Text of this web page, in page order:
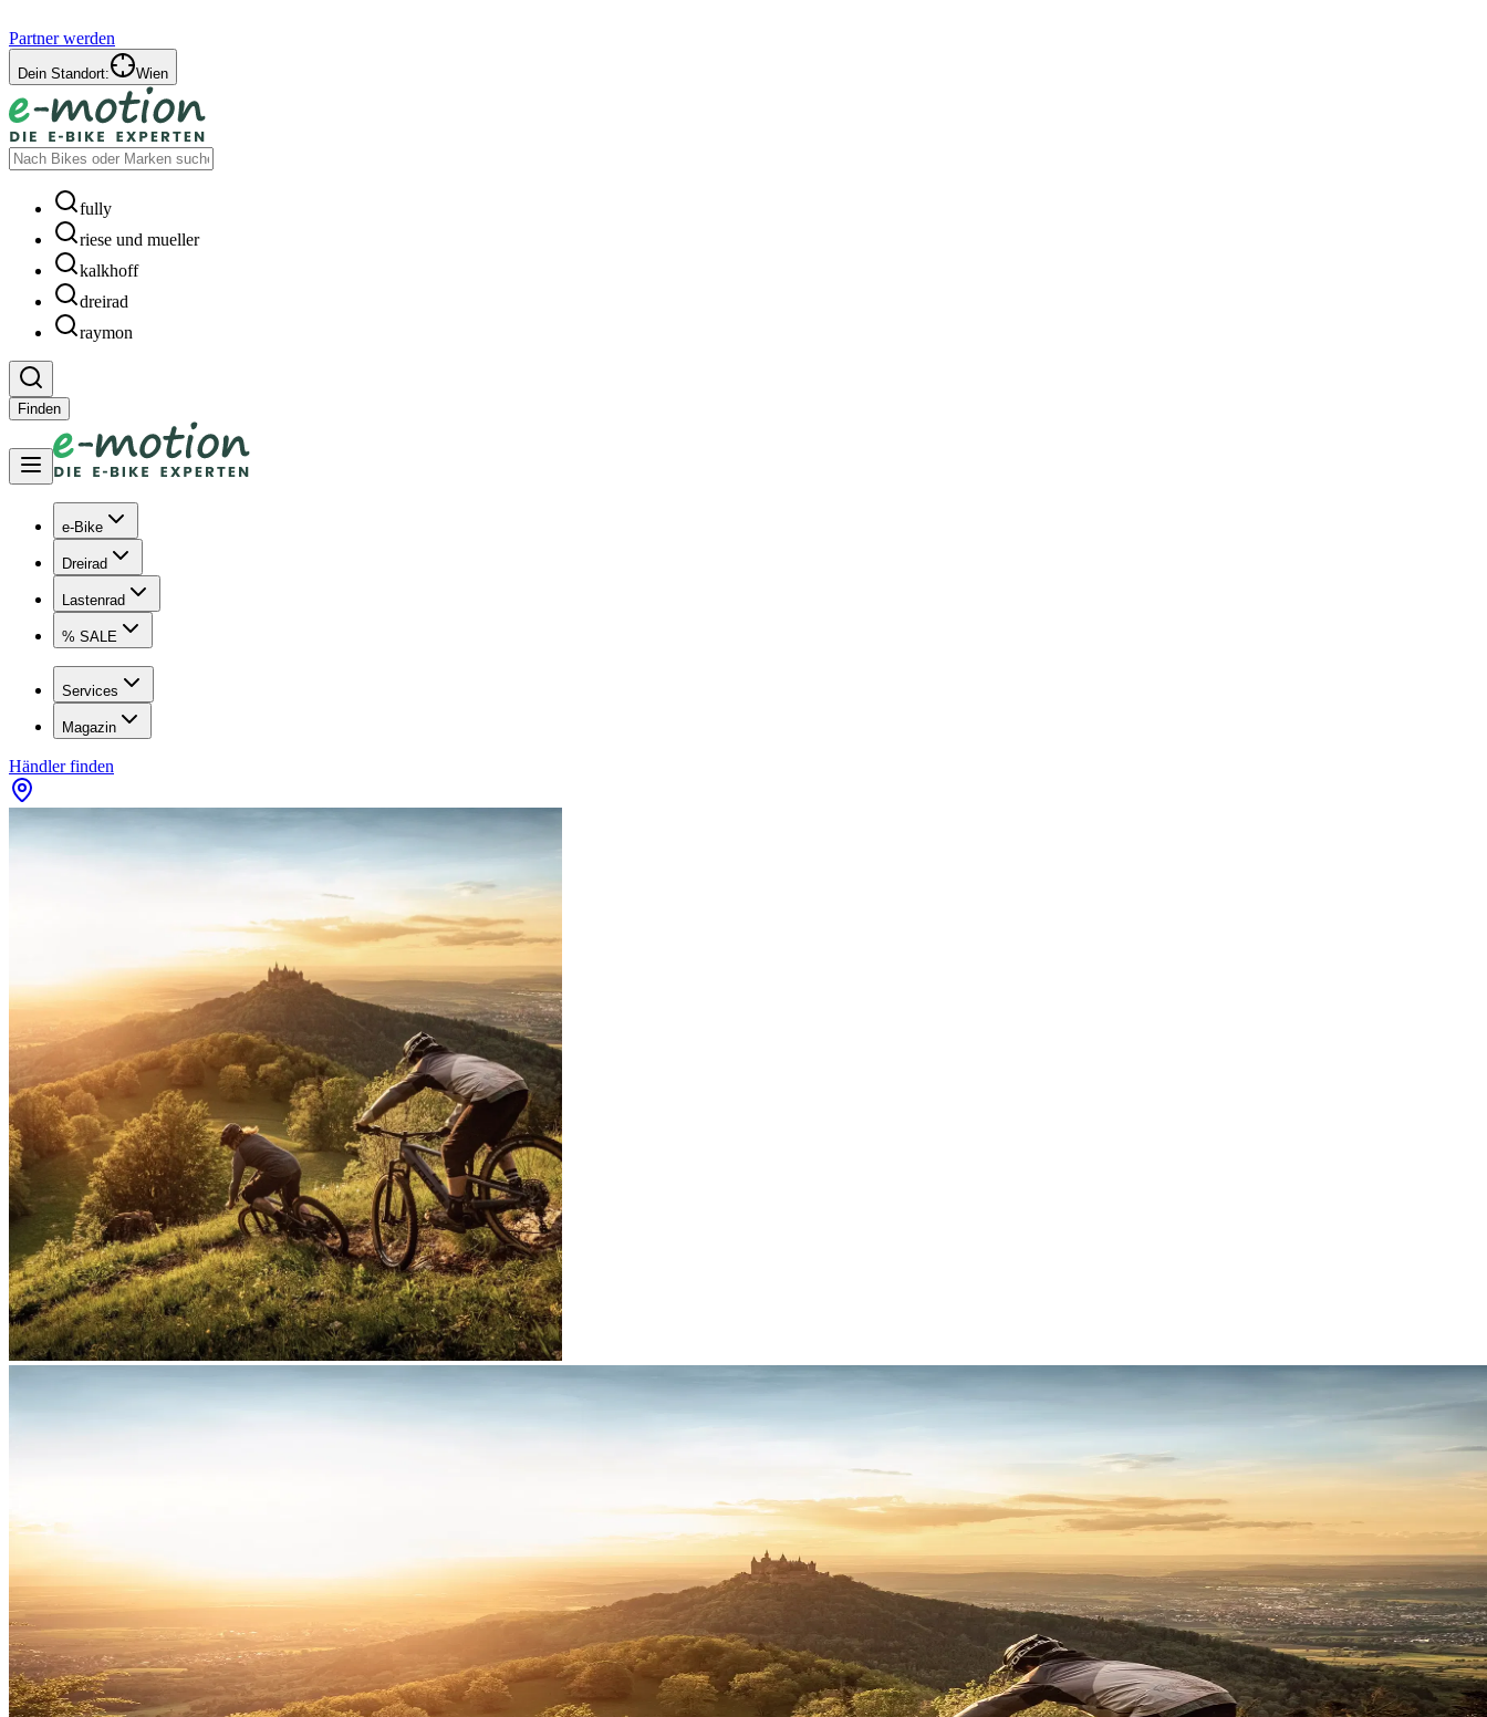
Partner werden
Dein Standort: Wien
fully
riese und mueller
kalkhoff
dreirad
raymon
Finden
e-Bike
Dreirad
Lastenrad
% SALE
Services
Magazin
Händler finden